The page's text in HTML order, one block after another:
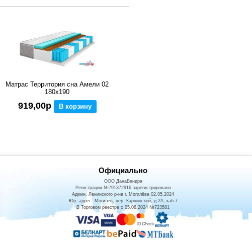
Матрас Территория сна Амели 02
180x190
919,00р В корзину
Официально
ООО ДанаВендра
Регистрации №791372916 зарегистрировано
Админ. Ленинского р-на г. Могилёва 02.05.2024
Юр. адрес: Могилев, пер. Карпинской, д.2А, каб 7
В Торговом реестре с 05.08.2024 №723581